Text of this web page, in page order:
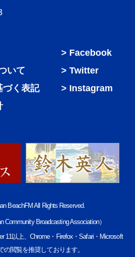
いて
づく表記
Facebook
Twitter
Instagram
BeachFM All Rights Reserved.
Community Broadcasting Association）
11以上、Chrome・Firefox・Safari・Microsoft
の閲覧を推奨しております。